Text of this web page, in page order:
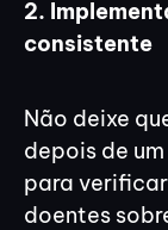
2.
consistente
Não deixe
depois de
para
doentes